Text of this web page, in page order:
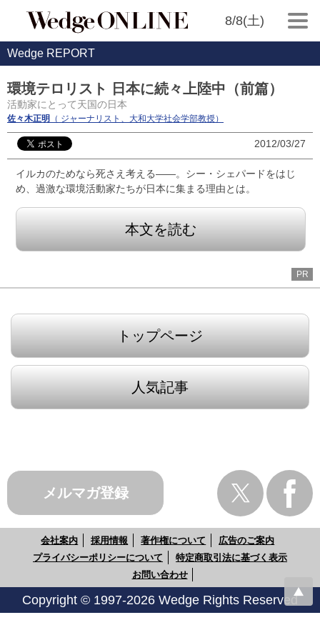
8/8(土)
Wedge REPORT
環境テロリスト 日本に続々上陸中（前篇）
活動家にとって天国の日本
佐々木正明 （ ジャーナリスト、大和大学社会学部教授）
2012/03/27
イルカのためなら死さえ考える――。シー・シェパードをはじ
め、過激な環境活動家たちが日本に集まる理由とは。
本文を読む
PR
トップページ
人気記事
メルマガ登録
会社案内 採用情報 著作権について
広告のご案内
プライバシーポリシーについて
特定商取引法に基づく表示
お問い合わせ
Copyright © 1997-2026 Wedge Rights Reserved